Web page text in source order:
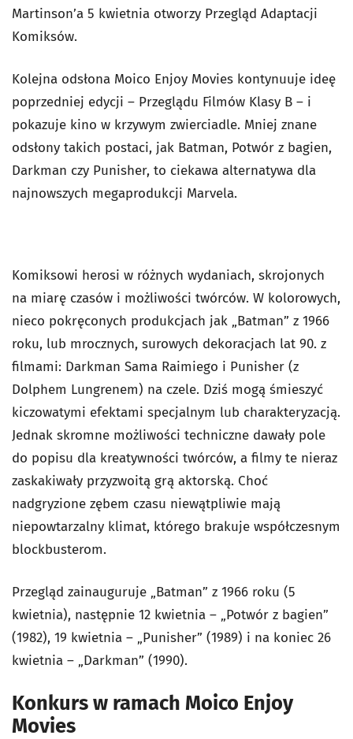
Martinson’a 5 kwietnia otworzy Przegląd Adaptacji
Komiksów.
Kolejna odsłona Moico Enjoy Movies kontynuuje ideę
poprzedniej edycji – Przeglądu Filmów Klasy B – i
pokazuje kino w krzywym zwierciadle. Mniej znane
odsłony takich postaci, jak Batman, Potwór z bagien,
Darkman czy Punisher, to ciekawa alternatywa dla
najnowszych megaprodukcji Marvela.
Komiksowi herosi w różnych wydaniach, skrojonych
na miarę czasów i możliwości twórców. W kolorowych,
nieco pokręconych produkcjach jak „Batman” z 1966
roku, lub mrocznych, surowych dekoracjach lat 90. z
filmami: Darkman Sama Raimiego i Punisher (z
Dolphem Lungrenem) na czele. Dziś mogą śmieszyć
kiczowatymi efektami specjalnym lub charakteryzacją.
Jednak skromne możliwości techniczne dawały pole
do popisu dla kreatywności twórców, a filmy te nieraz
zaskakiwały przyzwoitą grą aktorską. Choć
nadgryzione zębem czasu niewątpliwie mają
niepowtarzalny klimat, którego brakuje współczesnym
blockbusterom.
Przegląd zainauguruje „Batman” z 1966 roku (5
kwietnia), następnie 12 kwietnia – „Potwór z bagien”
(1982), 19 kwietnia – „Punisher” (1989) i na koniec 26
kwietnia – „Darkman” (1990).
Konkurs w ramach Moico Enjoy
Movies